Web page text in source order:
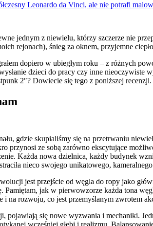
Leonardo da Vinci, ale nie potrafi
jednym z niewielu, którzy szczerze nie
rejonach), śnieg za oknem, przyjemne
dopiero w ubiegłym roku – z różnych
dzieci do pracy czy inne nieoczywiste
2″? Dowiecie się tego z poniższej recenzji.
gdzie skupialiśmy się na przetrwaniu
przynosi ze sobą zarówno ekscytujące
Każda nowa dzielnica, każdy budynek
nieco swojego unikatowego,
jest przejście od węgla do ropy jako
Pamiętam, jak w pierwowzorze każda tona
i na rozwoju, co jest przemyślanym zwrotem
pojawiają się nowe wyzwania i mechaniki.
wcześniej głębi i realizmu.